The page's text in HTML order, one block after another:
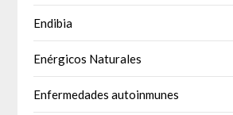
Endibia
Enérgicos Naturales
Enfermedades autoinmunes